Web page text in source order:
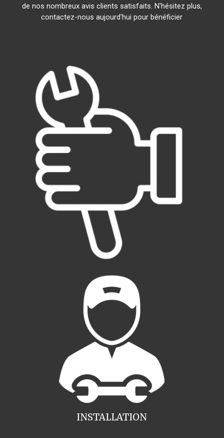
de nos nombreux avis clients satisfaits. N'hésitez plus,
contactez-nous aujourd'hui pour bénéficier
INSTALLATION